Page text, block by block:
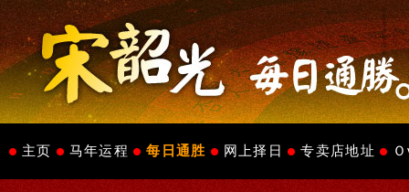
主页 马年运程 每日通胜 网上择日 专卖店地址